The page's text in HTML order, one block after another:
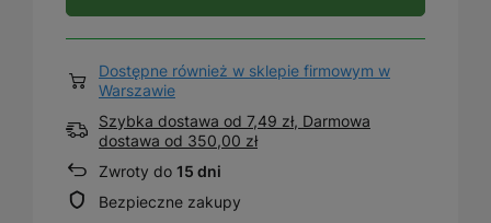
Dostępne również w sklepie firmowym w
Warszawie
Szybka dostawa od 7,49 zł, Darmowa
dostawa od 350,00 zł
Zwroty do 15 dni
Bezpieczne zakupy